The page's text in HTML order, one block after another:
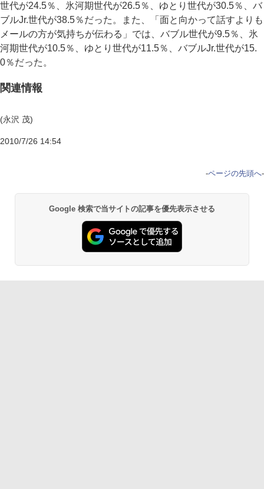
世代が24.5％、氷河期世代が26.5％、ゆとり世代が30.5％、バ
ブルJr.世代が38.5％だった。また、「面と向かって話すよりも
メールの方が気持ちが伝わる」では、バブル世代が9.5％、氷
河期世代が10.5％、ゆとり世代が11.5％、バブルJr.世代が15.
0％だった。
関連情報
(永沢 茂)
2010/7/26 14:54
-ページの先頭へ-
Google 検索で当サイトの記事を優先表示させる